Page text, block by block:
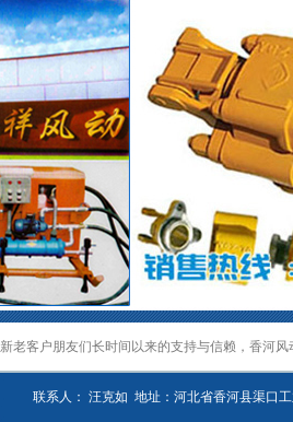
老客户朋友们长时间以来的支持与信赖，香河
联系人： 汪克如 地址：河北省香河县渠口